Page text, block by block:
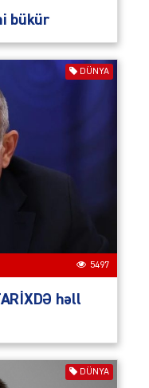
bükür
DÜNYA
5497
həll
DÜNYA